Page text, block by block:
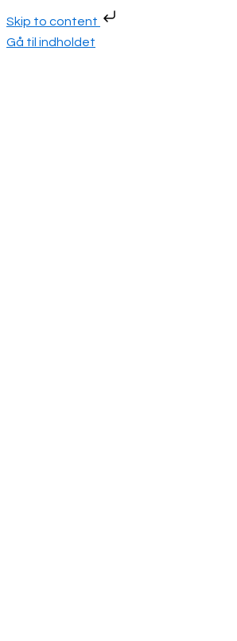
Skip to content
Gå til indholdet